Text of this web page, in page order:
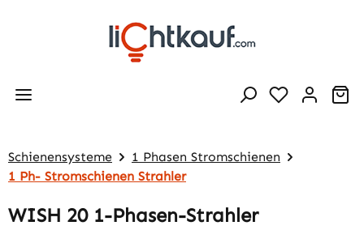
Zum Hauptinhalt springen
Schienensysteme
1 Phasen Stromschienen
1 Ph- Stromschienen Strahler
WISH 20 1-Phasen-Strahler